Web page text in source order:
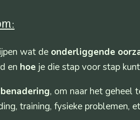
wat de onderliggende
en hoe je die stap voor stap kunt
, om naar het geheel
training, fysieke problemen,